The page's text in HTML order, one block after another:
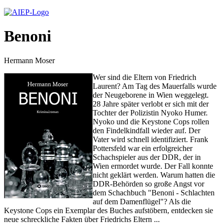
Benoni
Hermann Moser
Wer sind die Eltern von Friedrich
Laurent? Am Tag des Mauerfalls wurde
der Neugeborene in Wien weggelegt.
28 Jahre später verlobt er sich mit der
Tochter der Polizistin Nyoko Humer.
Nyoko und die Keystone Cops rollen
den Findelkindfall wieder auf. Der
Vater wird schnell identifiziert. Frank
Pottersfeld war ein erfolgreicher
Schachspieler aus der DDR, der in
Wien ermordet wurde. Der Fall konnte
nicht geklärt werden. Warum hatten die
DDR-Behörden so große Angst vor
dem Schachbuch "Benoni - Schlachten
auf dem Damenflügel"? Als die
Keystone Cops ein Exemplar des Buches aufstöbern, entdecken sie
neue schreckliche Fakten über Friedrichs Eltern ...